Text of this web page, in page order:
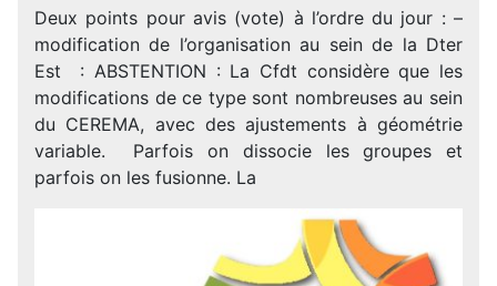
Deux points pour avis (vote) à l’ordre du jour : –
modification de l’organisation au sein de la Dter
Est : ABSTENTION : La Cfdt considère que les
modifications de ce type sont nombreuses au sein
du CEREMA, avec des ajustements à géométrie
variable. Parfois on dissocie les groupes et
parfois on les fusionne. La